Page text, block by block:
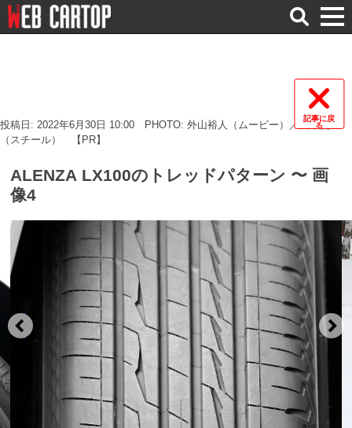
検
索
記事に戻
る
投稿日: 2022年6月30日 10:00
PHOTO: 外山裕人（ムービー）／宮本賢二
（スチール）
【PR】
ALENZA LX100のトレッドパターン 〜 画
像4